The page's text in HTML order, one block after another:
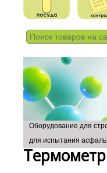
Оборудование для
для испытания